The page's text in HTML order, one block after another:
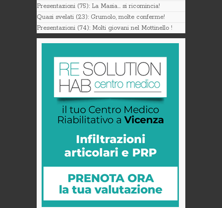
Presentazioni (75): La Masia… si ricomincia!
Quasi svelati (23): Grumolo, molte conferme!
Presentazioni (74): Molti giovani nel Mottinello !